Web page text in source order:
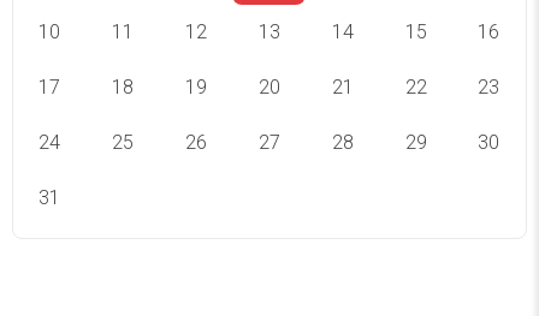
10 11 12 13 14 15 16
17 18 19 20 21 22 23
24 25 26 27 28 29 30
31